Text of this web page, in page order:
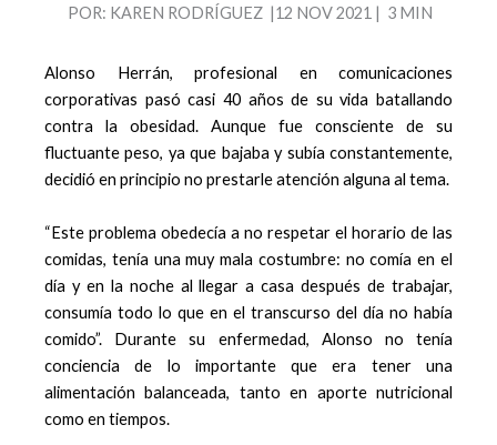
POR: KAREN RODRÍGUEZ |12 NOV 2021 | 3 MIN
Alonso Herrán, profesional en comunicaciones
corporativas pasó casi 40 años de su vida batallando
contra la obesidad. Aunque fue consciente de su
fluctuante peso, ya que bajaba y subía constantemente,
decidió en principio no prestarle atención alguna al tema.
“Este problema obedecía a no respetar el horario de las
comidas, tenía una muy mala costumbre: no comía en el
día y en la noche al llegar a casa después de trabajar,
consumía todo lo que en el transcurso del día no había
comido”. Durante su enfermedad, Alonso no tenía
conciencia de lo importante que era tener una
alimentación balanceada, tanto en aporte nutricional
como en tiempos.